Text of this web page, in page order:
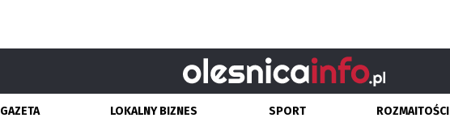
GAZETA LOKALNY BIZNES SPORT ROZMAITOŚCI